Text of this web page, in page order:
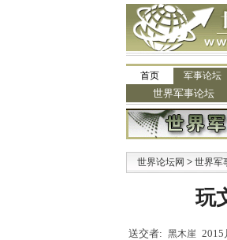
首页 军事论坛
世界军事论坛
世界论坛网 > 世界军
玩
送交者: 黑木崖